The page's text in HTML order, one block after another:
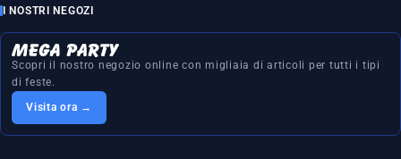
I NOSTRI NEGOZI
Scopri il nostro negozio online con migliaia di articoli per tutti i tipi
di feste.
Visita ora →